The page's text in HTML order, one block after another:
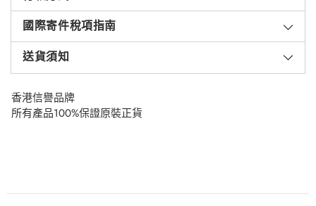
國際寄件稅項指南
送貨須知
香港信譽品牌
所有產品100%保證原裝正貨